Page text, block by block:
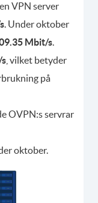
VPN server
. Under oktober
Mbit/s.
, vilket betyder
på
OVPN:s servrar
oktober.